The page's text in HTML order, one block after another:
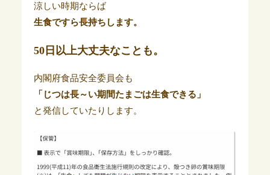
涼しい時期ならば
生食ですら長持ちします。
50日以上大丈夫なことも。
内閣府食品安全委員会も
「じつは長～い期間たまごは生食できる」
と発信していたりします。